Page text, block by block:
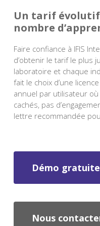
Un tarif
nombre
Faire confiance à IFIS
d’obtenir le tarif le plus
laboratoire et chaque
fait le choix d’une
annuel par utilisateur
cachés, pas
lettre recommandée
Démo gratuite
Nous